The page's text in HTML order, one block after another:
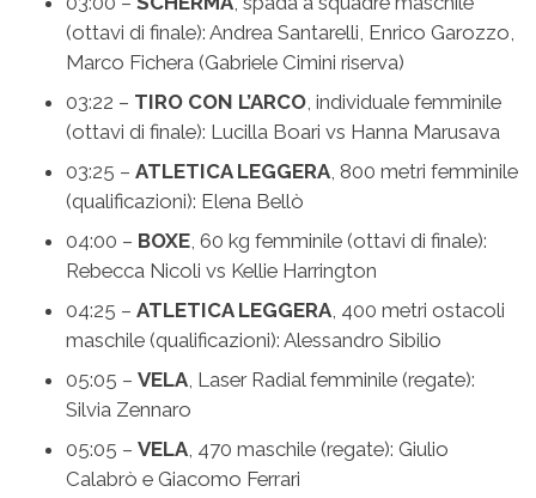
(ottavi di finale): Andrea Santarelli, Enrico Garozzo,
Marco Fichera (Gabriele Cimini riserva)
03:22 – TIRO CON L’ARCO, individuale femminile
(ottavi di finale): Lucilla Boari vs Hanna Marusava
03:25 – ATLETICA LEGGERA, 800 metri femminile
(qualificazioni): Elena Bellò
04:00 – BOXE, 60 kg femminile (ottavi di finale):
Rebecca Nicoli vs Kellie Harrington
04:25 – ATLETICA LEGGERA, 400 metri ostacoli
maschile (qualificazioni): Alessandro Sibilio
05:05 – VELA, Laser Radial femminile (regate):
Silvia Zennaro
05:05 – VELA, 470 maschile (regate): Giulio
Calabrò e Giacomo Ferrari